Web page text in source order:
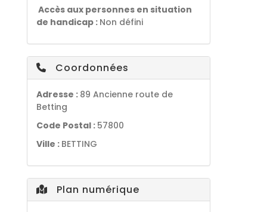
Accès aux personnes en situation
de handicap : Non défini
Coordonnées
Adresse : 89 Ancienne route de
Betting
Code Postal : 57800
Ville : BETTING
Plan numérique